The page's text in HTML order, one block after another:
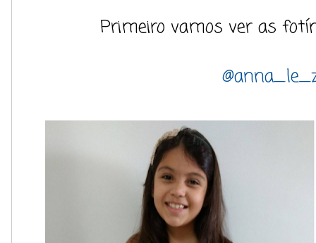
Primeiro vamos ver as